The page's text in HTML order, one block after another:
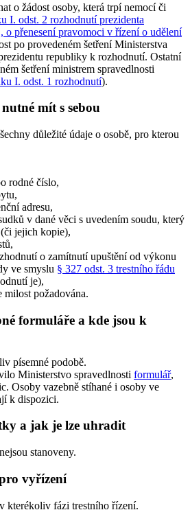
o žádost osoby, která trpí nemocí či
I. odst. 2 rozhodnutí prezidenta
o přenesení pravomoci v řízení o udělení
po provedeném šetření Ministerstva
republiky k rozhodnutí. Ostatní
šetření ministrem spravedlnosti
I. odst. 1 rozhodnutí).
mít s sebou
důležité údaje o osobě, pro kterou
rodné číslo,
adresu,
v dané věci s uvedením soudu, který
jejich kopie),
o zamítnutí upuštění od výkonu
ve smyslu § 327 odst. 3 trestního řádu
je),
milost požadována.
formuláře a kde jsou k
písemné podobě.
Ministerstvo spravedlnosti formulář,
Osoby vazebně stíhané i osoby ve
k dispozici.
a jak je lze uhradit
stanoveny.
vyřízení
kterékoliv fázi trestního řízení.